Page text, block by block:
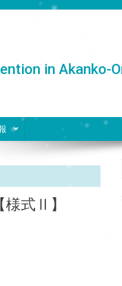
in Akanko-
式Ⅱ】